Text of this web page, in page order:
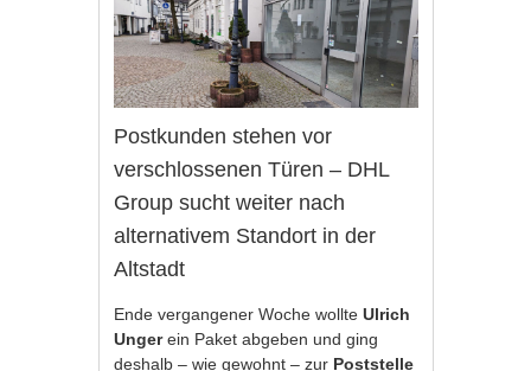
Postkunden stehen vor
verschlossenen Türen – DHL
Group sucht weiter nach
alternativem Standort in der
Altstadt
Ende vergangener Woche wollteUlrich
Ungerein Paket abgeben und ging
deshalb – wie gewohnt – zur Poststelle